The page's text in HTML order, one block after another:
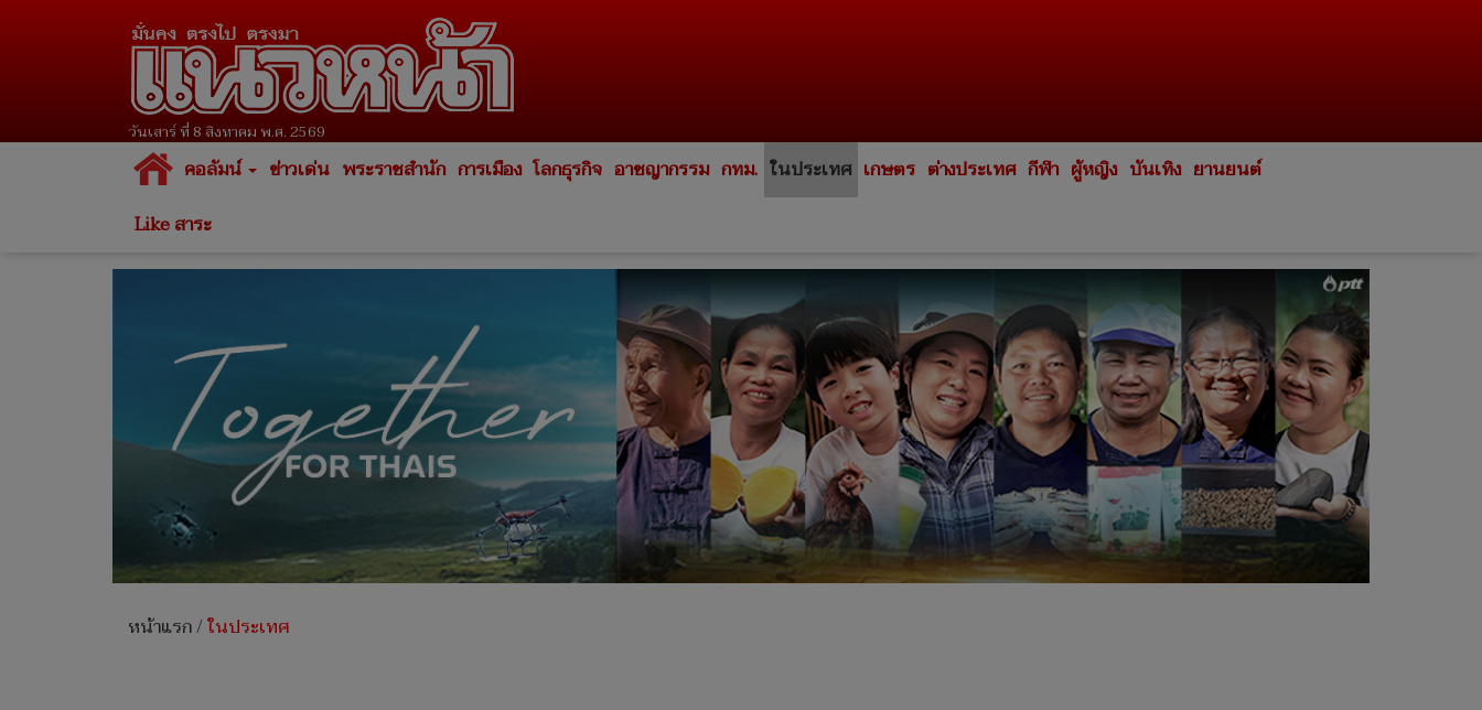
วันเสาร์ ที่ 8 สิงหาคม พ.ศ. 2569
คอลัมน์ ข่าวเด่น พระราชสำนัก การเมือง โลกธุรกิจ อาชญากรรม กทม. ในประเทศ เกษตร ต่างประเทศ กีฬา ผู้หญิง บันเทิง ยานยนต์
Like สาระ
หน้าแรก/ในประเทศ